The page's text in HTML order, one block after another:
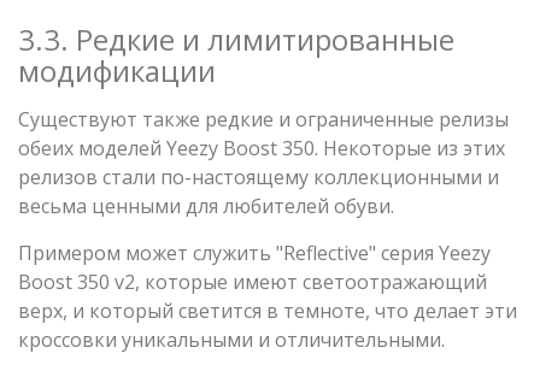
3.3. Редкие и лимитированные
модификации
Существуют также редкие и ограниченные релизы
обеих моделей Yeezy Boost 350. Некоторые из этих
релизов стали по-настоящему коллекционными и
весьма ценными для любителей обуви.
Примером может служить "Reflective" серия Yeezy
Boost 350 v2, которые имеют светоотражающий
верх, и который светится в темноте, что делает эти
кроссовки уникальными и отличительными.